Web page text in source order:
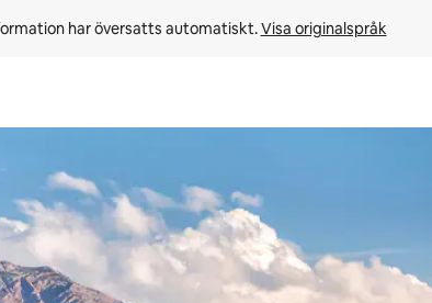
har översatts automatiskt. Visa originalspråk